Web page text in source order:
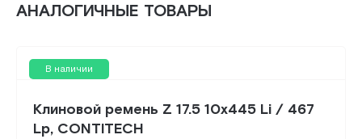
АНАЛОГИЧНЫЕ ТОВАРЫ
В наличии
Клиновой ремень Z 17.5 10x445 Li / 467
Lp, CONTITECH